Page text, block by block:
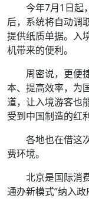
今年7月1日起
后，系统将自动调
提供纸质单据。入
机带来的便利。
周密说，更便
本、提高效率，为
道，让入境游客也
受到中国制造的红
各地也在借这
费环境。
北京是国际消
通办新模式”纳入政